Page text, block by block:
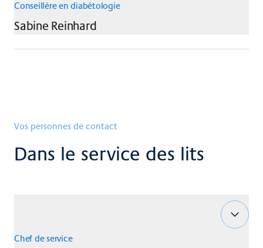
Conseillère en diabétologie
Sabine Reinhard
Vos personnes de contact
Dans le service des lits
Chef de service